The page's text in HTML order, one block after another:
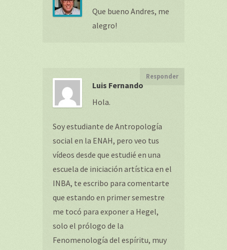
Que bueno Andres, me
alegro!
Luis Fernando
Responder
Hola.
Soy estudiante de Antropología
social en la ENAH, pero veo tus
vídeos desde que estudié en una
escuela de iniciación artística en el
INBA, te escribo para comentarte
que estando en primer semestre
me tocó para exponer a Hegel,
solo el prólogo de la
Fenomenología del espíritu, muy